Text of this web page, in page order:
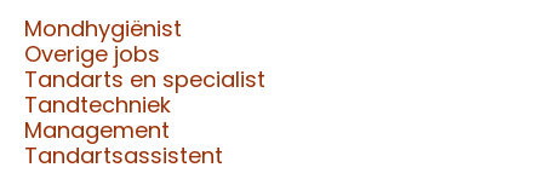
Mondhygiënist
Overige jobs
Tandarts en specialist
Tandtechniek
Management
Tandartsassistent